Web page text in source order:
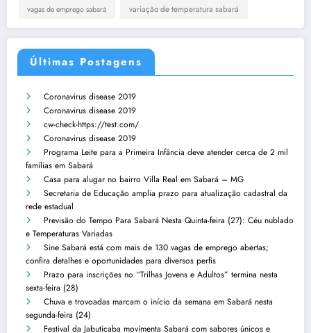
vagas de emprego sabará variação de temperatura sabará
Últimas Postagens
Coronavirus disease 2019
Coronavirus disease 2019
cw-check-https://test.com/
Coronavirus disease 2019
Programa Leite para a Primeira Infância deve atender cerca de 2 mil
famílias em Sabará
Casa para alugar no bairro Villa Real em Sabará – MG
Secretaria de Educação amplia prazo para atualização cadastral da
rede estadual
Previsão do Tempo Para Sabará Nesta Quinta-feira (27): Céu nublado
e Temperaturas Variadas
Sine Sabará está com mais de 130 vagas de emprego abertas;
confira detalhes e oportunidades para diversos perfis
Prazo para inscrições no “Trilhas Jovens e Adultos” termina nesta
sexta-feira (28)
Chuva e trovoadas marcam o início da semana em Sabará nesta
segunda-feira (24)
Festival da Jabuticaba movimenta Sabará com sabores únicos e